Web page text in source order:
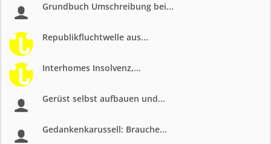
Grundbuch Umschreibung bei...
Republikfluchtwelle aus...
Interhomes Insolvenz,...
Gerüst selbst aufbauen und...
Gedankenkarussell: Brauche...